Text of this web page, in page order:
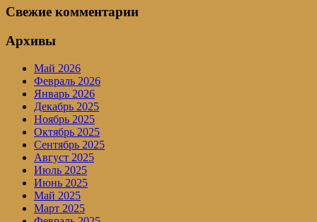
Свежие комментарии
Архивы
Май 2026
Февраль 2026
Январь 2026
Декабрь 2025
Ноябрь 2025
Октябрь 2025
Сентябрь 2025
Август 2025
Июль 2025
Июнь 2025
Май 2025
Март 2025